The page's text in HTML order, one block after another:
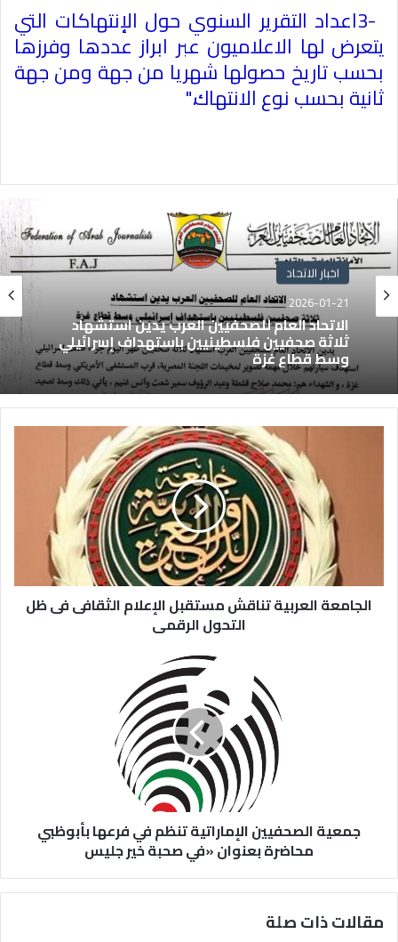
3-اعداد التقرير السنوي حول الإنتهاكات التي
يتعرض لها الاعلاميون عبر ابراز عددها وفرزها
بحسب تاريخ حصولها شهريا من جهة ومن جهة
ثانية بحسب نوع الانتهاك".
اخبار الاتحاد
2026-01-21
الاتحاد العام للصحفيين العرب يدين استشهاد
ثلاثة صحفيين فلسطينيين باستهداف إسرائيلي
وسط قطاع غزة
الجامعة العربية تناقش مستقبل الإعلام الثقافى فى ظل
التحول الرقمى
جمعية الصحفيين الإماراتية تنظم في فرعها بأبوظبي
محاضرة بعنوان «في صحبة خير جليس
مقالات ذات صلة